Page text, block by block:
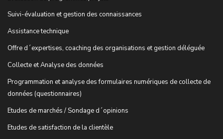
Suivi-évaluation et gestion des connaissances
Assistance technique
Offre d´expertises, coaching des organisations et gestion déléguée
Collecte et Analyse des données
Programmation et analyse des formulaires numériques de collecte de
données (questionnaires)
Etudes de marchés / Sondage d´opinions
Etudes de satisfaction de la clientèle